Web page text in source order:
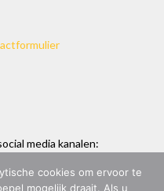
media kanalen:
cookies om ervoor te
mogelijk draait. Als u